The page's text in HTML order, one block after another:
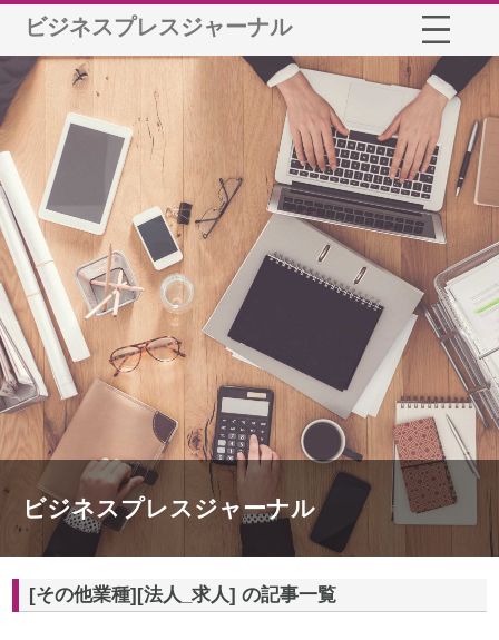
ビジネスプレスジャーナル
ビジネスプレスジャーナル
[その他業種][法人_求人] の記事一覧